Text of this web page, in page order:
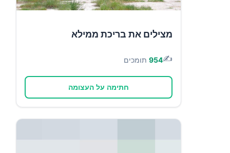
מצילים את בריכת ממילא
✍️
954 תומכים
חתימה על העצומה